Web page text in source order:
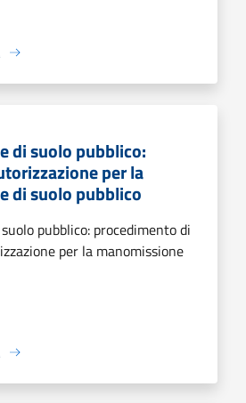
di suolo pubblico:
per la
di suolo pubblico
pubblico: procedimento di
per la manomissione